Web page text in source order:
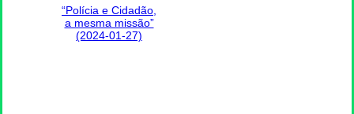
“Polícia e Cidadão,
a mesma missão”
(2024-01-27)